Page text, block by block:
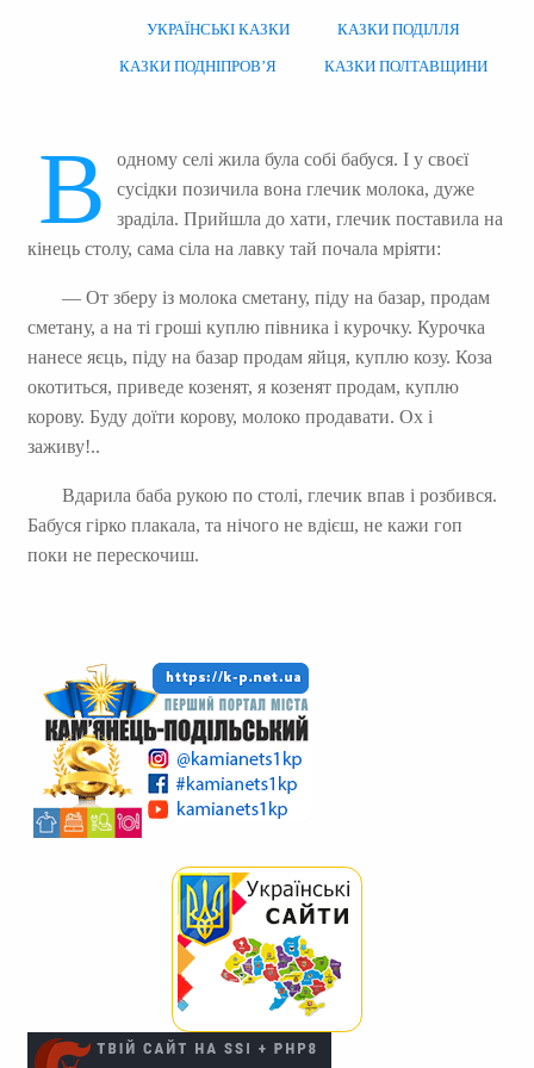
УКРАЇНСЬКІ КАЗКИ КАЗКИ ПОДІЛЛЯ
КАЗКИ ПОДНІПРОВ’Я КАЗКИ ПОЛТАВЩИНИ
В
одному селі жила була собі бабуся. І у своєї
сусідки позичила вона глечик молока, дуже
зраділа. Прийшла до хати, глечик поставила на
кінець столу, сама сіла на лавку тай почала мріяти:
— От зберу із молока сметану, піду на базар, продам
сметану, а на ті гроші куплю півника і курочку. Курочка
нанесе яєць, піду на базар продам яйця, куплю козу. Коза
окотиться, приведе козенят, я козенят продам, куплю
корову. Буду доїти корову, молоко продавати. Ох і
заживу!..
Вдарила баба рукою по столі, глечик впав і розбився.
Бабуся гірко плакала, та нічого не вдієш, не кажи гоп
поки не перескочиш.